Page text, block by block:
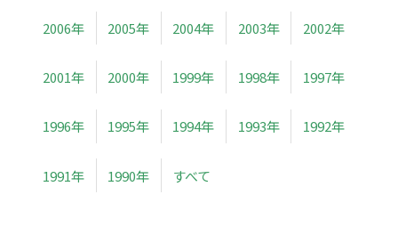
2006年 2005年 2004年 2003年 2002年
2001年 2000年 1999年 1998年 1997年
1996年 1995年 1994年 1993年 1992年
1991年 1990年 すべて